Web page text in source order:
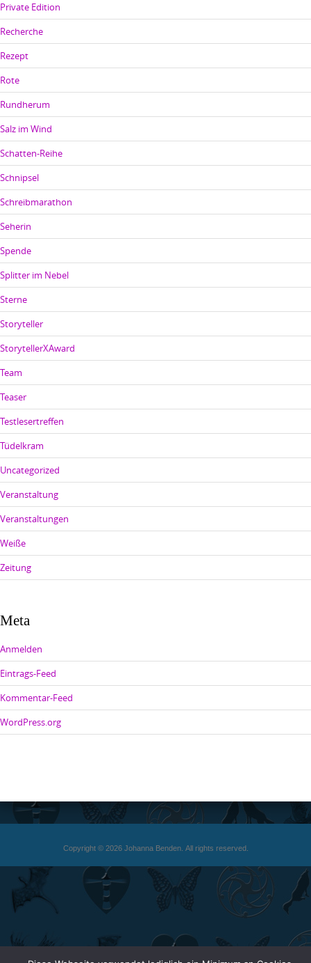
Private Edition
Recherche
Rezept
Rote
Rundherum
Salz im Wind
Schatten-Reihe
Schnipsel
Schreibmarathon
Seherin
Spende
Splitter im Nebel
Sterne
Storyteller
StorytellerXAward
Team
Teaser
Testlesertreffen
Tüdelkram
Uncategorized
Veranstaltung
Veranstaltungen
Weiße
Zeitung
Meta
Anmelden
Eintrags-Feed
Kommentar-Feed
WordPress.org
Copyright © 2026 Johanna Benden. All rights reserved.